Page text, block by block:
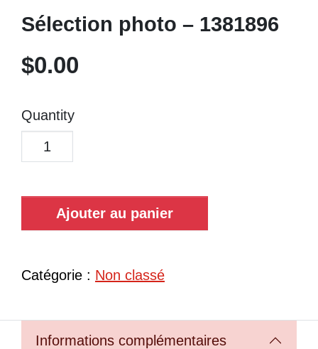
Sélection photo – 1381896
$0.00
Quantity
Ajouter au panier
Catégorie : Non classé
Informations complémentaires